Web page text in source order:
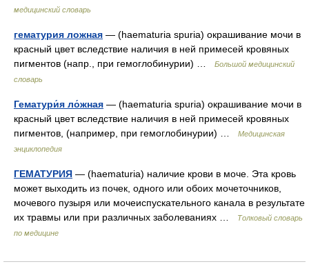
медицинский словарь
гематурия ложная — (haematuria spuria) окрашивание мочи в
красный цвет вследствие наличия в ней примесей кровяных
пигментов (напр., при гемоглобинурии) …
Большой медицинский
словарь
Гематури́я ло́жная — (haematuria spuria) окрашивание мочи в
красный цвет вследствие наличия в ней примесей кровяных
пигментов, (например, при гемоглобинурии) …
Медицинская
энциклопедия
ГЕМАТУРИЯ — (haematuria) наличие крови в моче. Эта кровь
может выходить из почек, одного или обоих мочеточников,
мочевого пузыря или мочеиспускательного канала в результате
их травмы или при различных заболеваниях …
Толковый словарь
по медицине